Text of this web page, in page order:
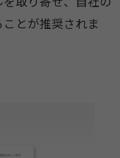
とが推奨されま